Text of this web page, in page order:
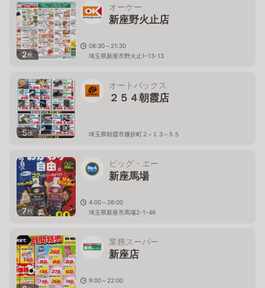
2枚
オーケー
新座野火止店
08:30～21:30
埼玉県新座市野火止1-13-13
5枚
オートバックス
２５４朝霞店
埼玉県朝霞市膝折町２−１３−５５
7枚
ビッグ・エー
新座馬場
4:00～26:00
埼玉県新座市馬場2-1-46
業務スーパー
新座店
9:00～22:00